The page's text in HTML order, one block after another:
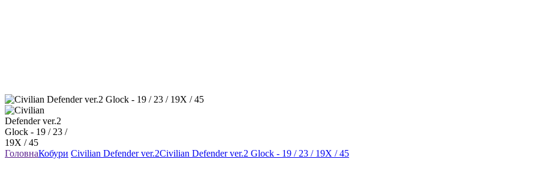
ГоловнаКобури Civilian Defender ver.2Civilian Defender ver.2 Glock - 19 / 23 / 19X / 45